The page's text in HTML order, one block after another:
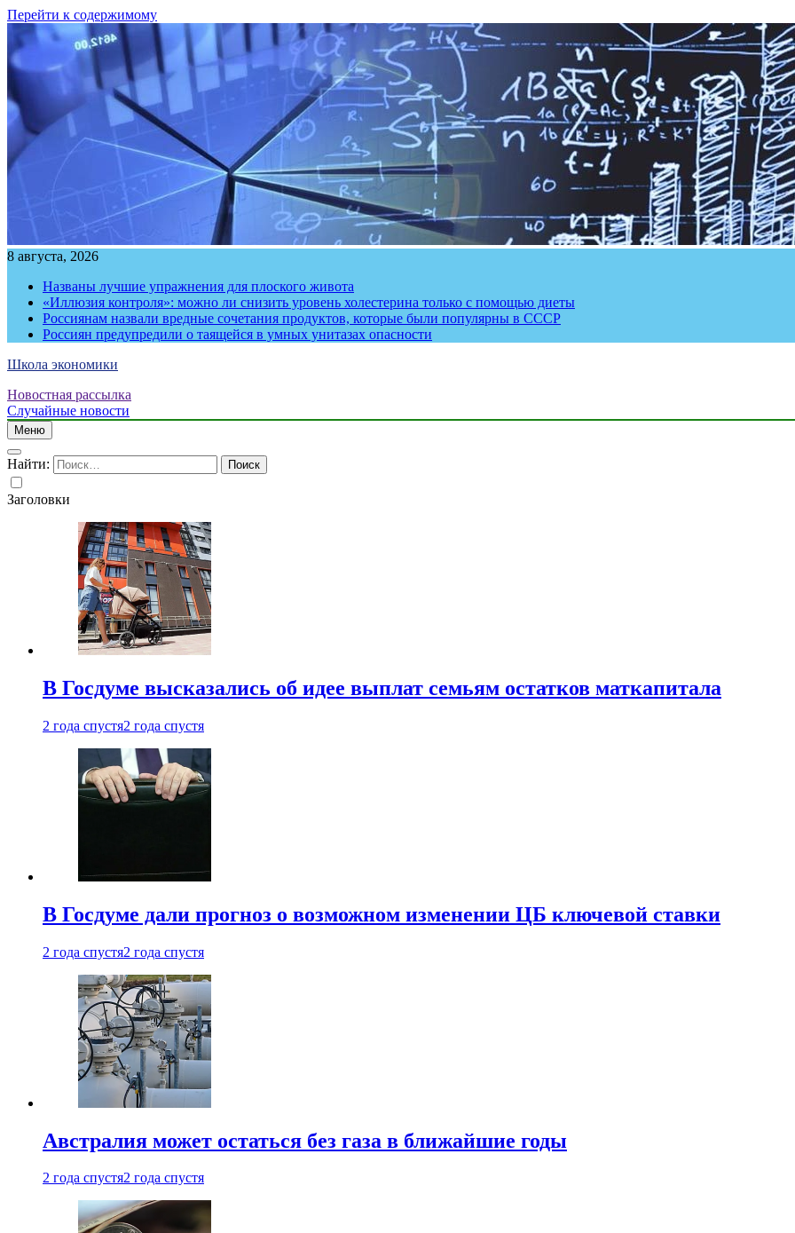
Перейти к содержимому
8 августа, 2026
Названы лучшие упражнения для плоского живота
«Иллюзия контроля»: можно ли снизить уровень холестерина только с помощью диеты
Россиянам назвали вредные сочетания продуктов, которые были популярны в СССР
Россиян предупредили о таящейся в умных унитазах опасности
Школа экономики
Новостная рассылка
Случайные новости
Меню
Найти:
Заголовки
В Госдуме высказались об идее выплат семьям остатков маткапитала
2 года спустя2 года спустя
В Госдуме дали прогноз о возможном изменении ЦБ ключевой ставки
2 года спустя2 года спустя
Австралия может остаться без газа в ближайшие годы
2 года спустя2 года спустя